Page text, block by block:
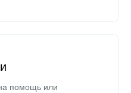
помощь или